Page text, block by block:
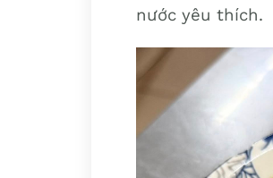
nước yêu thích.